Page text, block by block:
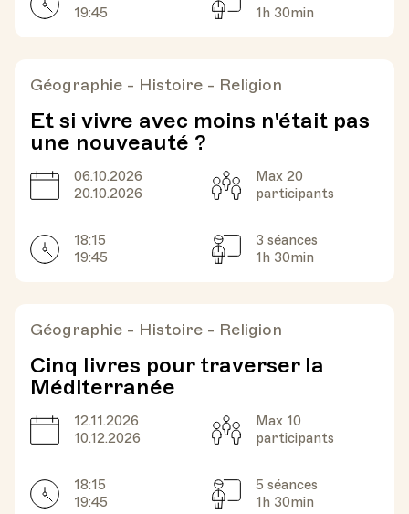
Horarires
19:45
Séances
1h 30min
Géographie - Histoire - Religion
Et si vivre avec moins n'était pas
une nouveauté ?
Date
06.10.2026
20.10.2026
Capacité
Max 20
participants
Horarires
18:15
19:45
Séances
3 séances
1h 30min
Géographie - Histoire - Religion
Cinq livres pour traverser la
Méditerranée
Date
12.11.2026
10.12.2026
Capacité
Max 10
participants
Horarires
18:15
19:45
Séances
5 séances
1h 30min